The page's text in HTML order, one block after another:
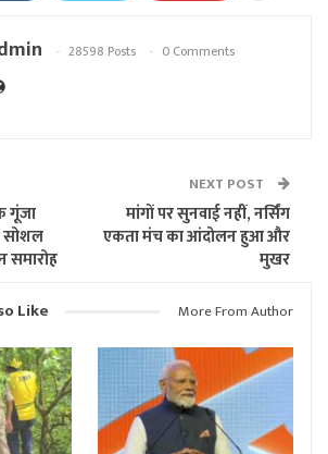
28598 Posts 0 Comments
गूंजा
सोशल
समारोह
NEXT POST
मांगों पर सुनवाई नहीं, नर्सिंग
एकता मंच का आंदोलन हुआ और
मुखर
Like
More From Author